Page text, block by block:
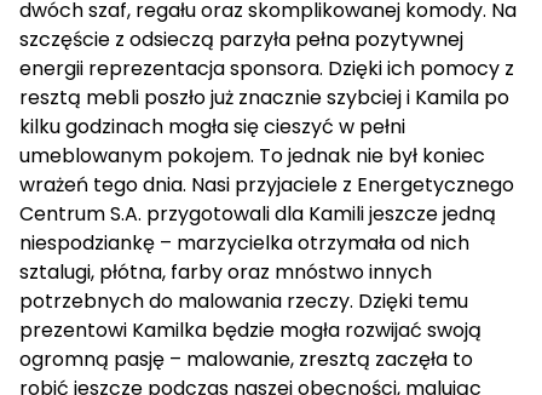
dwóch szaf, regału oraz skomplikowanej komody. Na
szczęście z odsieczą parzyła pełna pozytywnej
energii reprezentacja sponsora. Dzięki ich pomocy z
resztą mebli poszło już znacznie szybciej i Kamila po
kilku godzinach mogła się cieszyć w pełni
umeblowanym pokojem. To jednak nie był koniec
wrażeń tego dnia. Nasi przyjaciele z Energetycznego
Centrum S.A. przygotowali dla Kamili jeszcze jedną
niespodziankę – marzycielka otrzymała od nich
sztalugi, płótna, farby oraz mnóstwo innych
potrzebnych do malowania rzeczy. Dzięki temu
prezentowi Kamilka będzie mogła rozwijać swoją
ogromną pasję – malowanie, zresztą zaczęła to
robić jeszcze podczas naszej obecności, malując